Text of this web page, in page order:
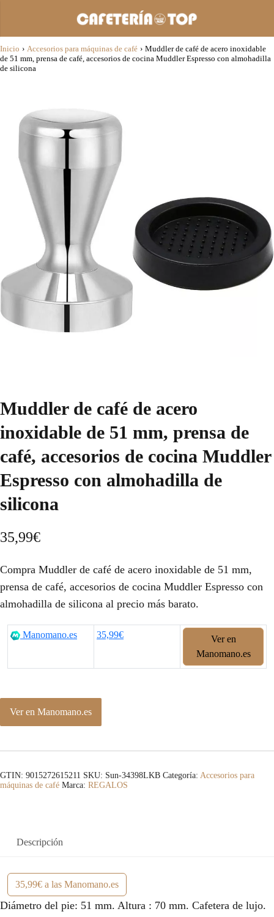
Inicio › Accesorios para máquinas de café › Muddler de café de acero inoxidable
de 51 mm, prensa de café, accesorios de cocina Muddler Espresso con almohadilla
de silicona
Muddler de café de acero
inoxidable de 51 mm, prensa de
café, accesorios de cocina Muddler
Espresso con almohadilla de
silicona
35,99€
Compra Muddler de café de acero inoxidable de 51 mm,
prensa de café, accesorios de cocina Muddler Espresso con
almohadilla de silicona al precio más barato.
Manomano.es 35,99€
Ver en
Manomano.es
Ver en Manomano.es
GTIN: 9015272615211 SKU: Sun-34398LKB Categoría: Accesorios para
máquinas de café Marca: REGALOS
Descripción
35,99€ a las Manomano.es
Diámetro del pie: 51 mm. Altura : 70 mm. Cafetera de lujo.